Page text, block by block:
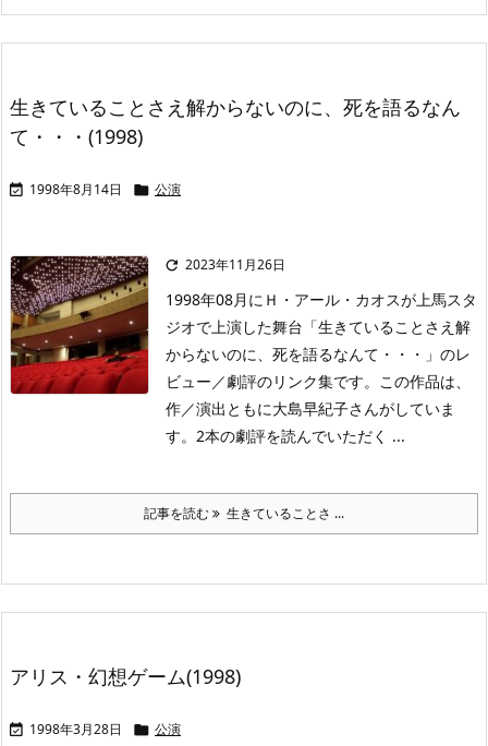
生きていることさえ解からないのに、死を語るなん
て・・・(1998)
 1998年8月14日  公演
 2023年11月26日
1998年08月にＨ・アール・カオスが上馬スタ
ジオで上演した舞台「生きていることさえ解
からないのに、死を語るなんて・・・」のレ
ビュー／劇評のリンク集です。この作品は、
作／演出ともに大島早紀子さんがしていま
す。2本の劇評を読んでいただく ...
記事を読む 生きていることさ ...
アリス・幻想ゲーム(1998)
 1998年3月28日  公演